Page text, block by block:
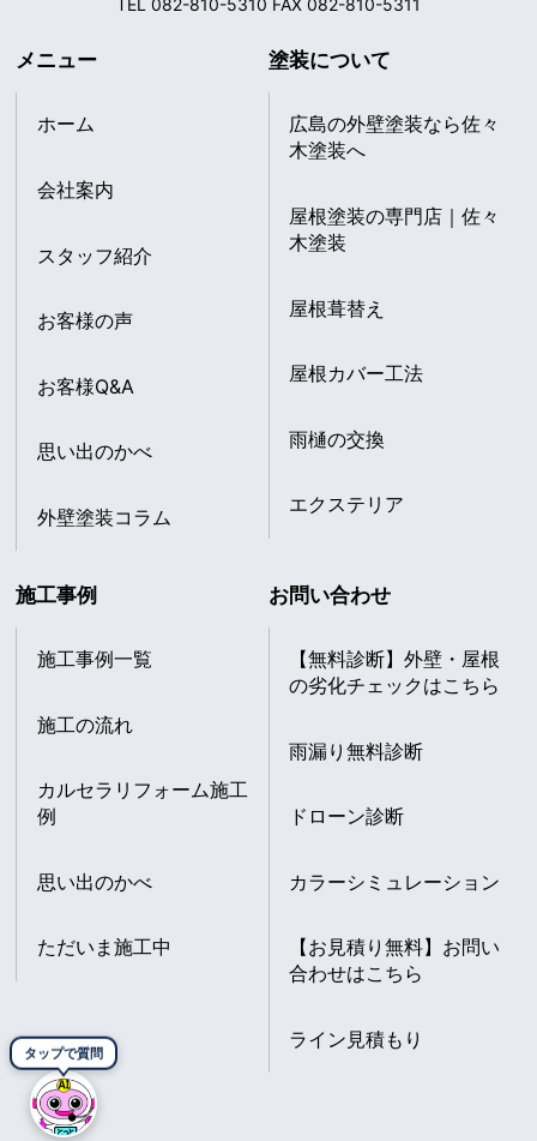
タップで質問
メニュー
ホーム
会社案内
スタッフ紹介
お客様の声
お客様Q&A
思い出のかべ
外壁塗装コラム
塗装について
広島の外壁塗装なら佐々
木塗装へ
屋根塗装の専門店｜佐々
木塗装
屋根葺替え
屋根カバー工法
雨樋の交換
エクステリア
施工事例
施工事例一覧
施工の流れ
カルセラリフォーム施工
例
思い出のかべ
ただいま施工中
お問い合わせ
【無料診断】外壁・屋根
の劣化チェックはこちら
雨漏り無料診断
ドローン診断
カラーシミュレーション
【お見積り無料】お問い
合わせはこちら
ライン見積もり